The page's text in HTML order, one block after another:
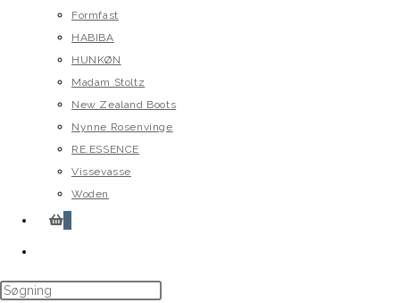
Formfast
HABIBA
HUNKØN
Madam Stoltz
New Zealand Boots
Nynne Rosenvinge
RE.ESSENCE
Vissevasse
Woden
0
website